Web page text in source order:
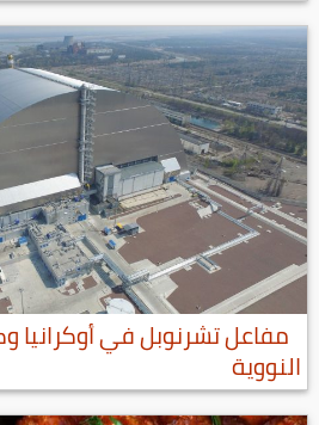
مفاعل تشرنوبل في أوكرانيا
النووية